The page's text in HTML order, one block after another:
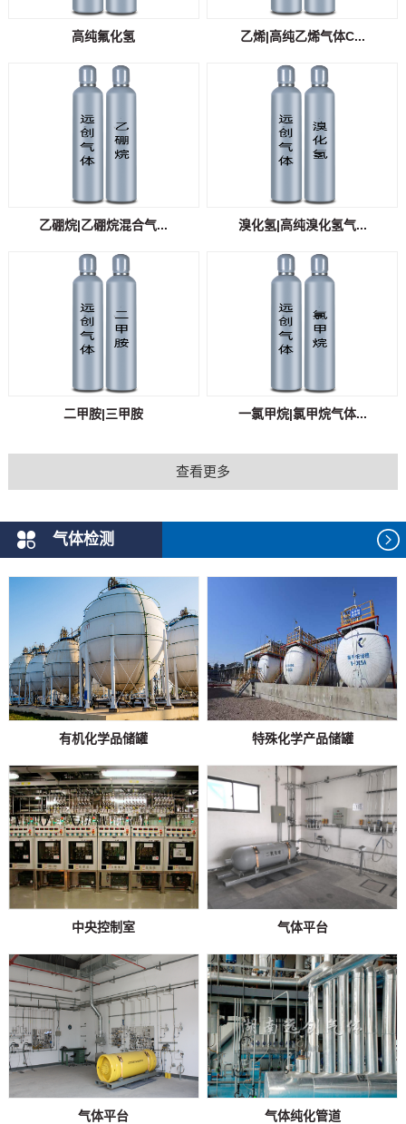
高纯氟化氢 乙烯|高纯乙烯气体C...
乙硼烷|乙硼烷混合气... 溴化氢|高纯溴化氢气...
二甲胺|三甲胺 一氯甲烷|氯甲烷气体...
查看更多
气体检测
有机化学品储罐 特殊化学产品储罐
中央控制室 气体平台
气体平台 气体纯化管道